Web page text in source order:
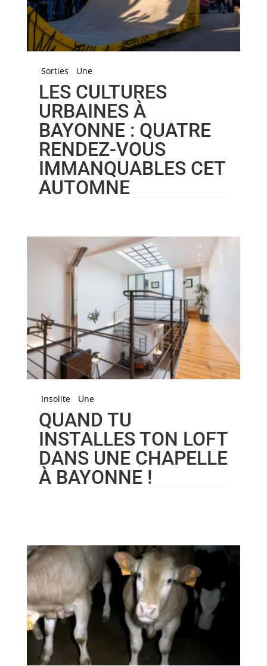
Sorties Une
LES CULTURES
URBAINES À
BAYONNE : QUATRE
RENDEZ-VOUS
IMMANQUABLES CET
AUTOMNE
Insolite Une
QUAND TU
INSTALLES TON LOFT
DANS UNE CHAPELLE
À BAYONNE !